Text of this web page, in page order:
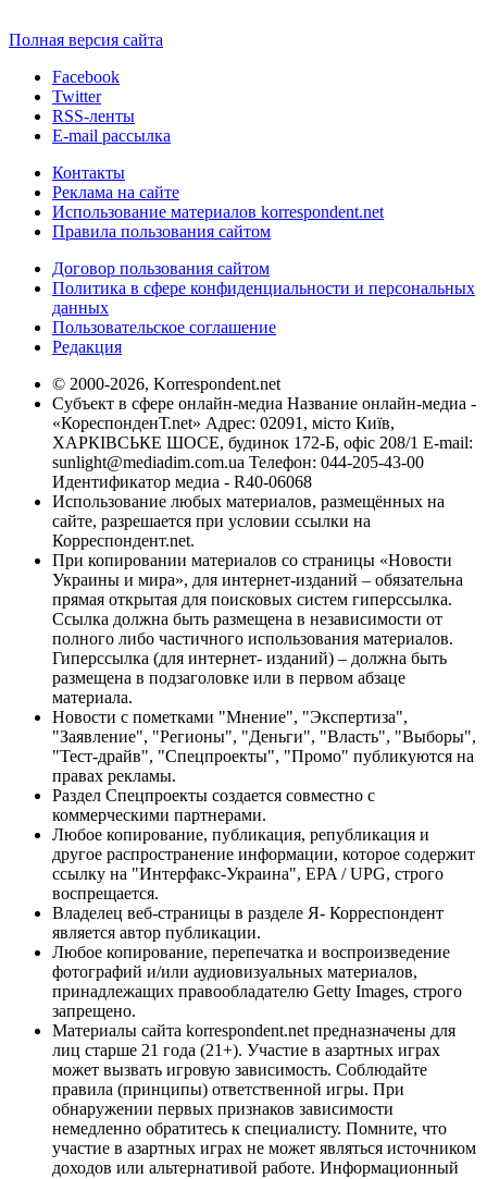
Полная версия сайта
Facebook
Twitter
RSS-ленты
E-mail рассылка
Контакты
Реклама на сайте
Использование материалов korrespondent.net
Правила пользования сайтом
Договор пользования сайтом
Политика в сфере конфиденциальности и персональных
данных
Пользовательское соглашение
Редакция
© 2000-2026, Korrespondent.net
Субъект в сфере онлайн-медиа Название онлайн-медиа -
«КореспонденТ.net» Адрес: 02091, місто Київ,
ХАРКІВСЬКЕ ШОСЕ, будинок 172-Б, офіс 208/1 E-mail:
sunlight@mediadim.com.ua Телефон: 044-205-43-00
Идентификатор медиа - R40-06068
Использование любых материалов, размещённых на
сайте, разрешается при условии ссылки на
Корреспондент.net.
При копировании материалов со страницы «Новости
Украины и мира», для интернет-изданий – обязательна
прямая открытая для поисковых систем гиперссылка.
Ссылка должна быть размещена в независимости от
полного либо частичного использования материалов.
Гиперссылка (для интернет- изданий) – должна быть
размещена в подзаголовке или в первом абзаце
материала.
Новости с пометками "Мнение", "Экспертиза",
"Заявление", "Регионы", "Деньги", "Власть", "Выборы",
"Тест-драйв", "Спецпроекты", "Промо" публикуются на
правах рекламы.
Раздел Спецпроекты создается совместно с
коммерческими партнерами.
Любое копирование, публикация, републикация и
другое распространение информации, которое содержит
ссылку на "Интерфакс-Украина", EPA / UPG, строго
воспрещается.
Владелец веб-страницы в разделе Я- Корреспондент
является автор публикации.
Любое копирование, перепечатка и воспроизведение
фотографий и/или аудиовизуальных материалов,
принадлежащих правообладателю Getty Images, строго
запрещено.
Материалы сайта korrespondent.net предназначены для
лиц старше 21 года (21+). Участие в азартных играх
может вызвать игровую зависимость. Соблюдайте
правила (принципы) ответственной игры. При
обнаружении первых признаков зависимости
немедленно обратитесь к специалисту. Помните, что
участие в азартных играх не может являться источником
доходов или альтернативой работе. Информационный